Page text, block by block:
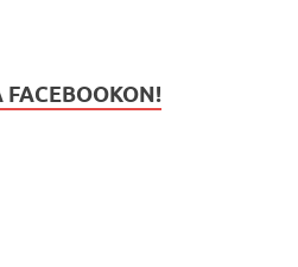
FACEBOOKON!